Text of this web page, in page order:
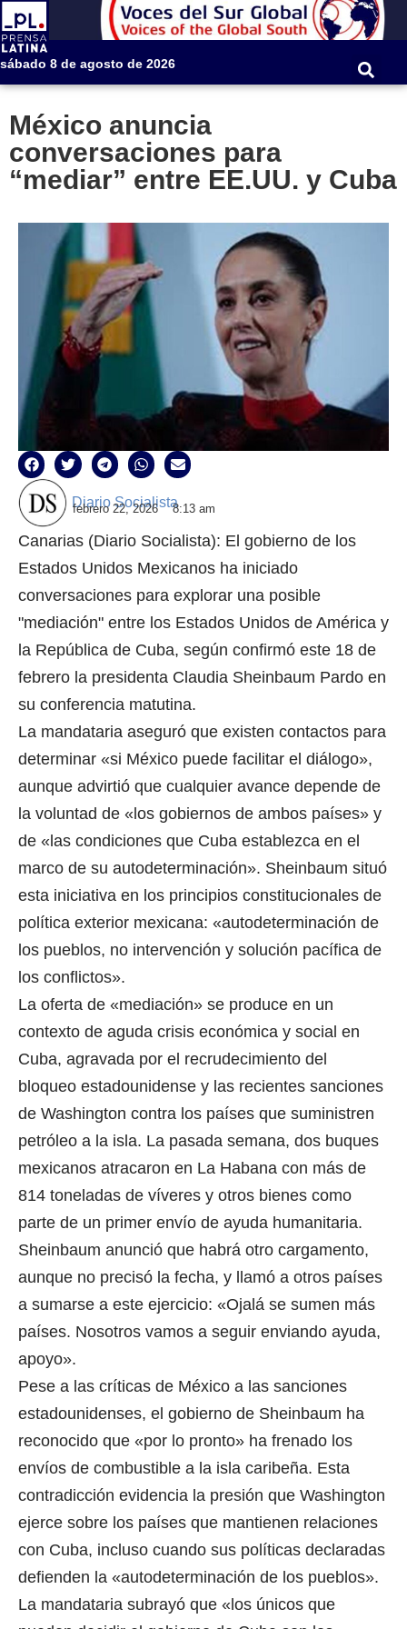
sábado 8 de agosto de 2026
México anuncia
conversaciones para
“mediar” entre EE.UU. y Cuba
Diario Socialista
febrero 22, 2026 8:13 am
Canarias (Diario Socialista): El gobierno de los
Estados Unidos Mexicanos ha iniciado
conversaciones para explorar una posible
"mediación" entre los Estados Unidos de América y
la República de Cuba, según confirmó este 18 de
febrero la presidenta Claudia Sheinbaum Pardo en
su conferencia matutina.
La mandataria aseguró que existen contactos para
determinar «si México puede facilitar el diálogo»,
aunque advirtió que cualquier avance depende de
la voluntad de «los gobiernos de ambos países» y
de «las condiciones que Cuba establezca en el
marco de su autodeterminación». Sheinbaum situó
esta iniciativa en los principios constitucionales de
política exterior mexicana: «autodeterminación de
los pueblos, no intervención y solución pacífica de
los conflictos».
La oferta de «mediación» se produce en un
contexto de aguda crisis económica y social en
Cuba, agravada por el recrudecimiento del
bloqueo estadounidense y las recientes sanciones
de Washington contra los países que suministren
petróleo a la isla. La pasada semana, dos buques
mexicanos atracaron en La Habana con más de
814 toneladas de víveres y otros bienes como
parte de un primer envío de ayuda humanitaria.
Sheinbaum anunció que habrá otro cargamento,
aunque no precisó la fecha, y llamó a otros países
a sumarse a este ejercicio: «Ojalá se sumen más
países. Nosotros vamos a seguir enviando ayuda,
apoyo».
Pese a las críticas de México a las sanciones
estadounidenses, el gobierno de Sheinbaum ha
reconocido que «por lo pronto» ha frenado los
envíos de combustible a la isla caribeña. Esta
contradicción evidencia la presión que Washington
ejerce sobre los países que mantienen relaciones
con Cuba, incluso cuando sus políticas declaradas
defienden la «autodeterminación de los pueblos».
La mandataria subrayó que «los únicos que